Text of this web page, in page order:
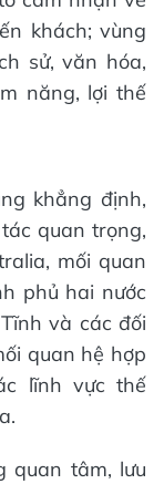
khách; vùng
sử, văn hóa,
năng, lợi thế
khẳng định,
quan trọng,
mối quan
phủ hai nước
và các đối
quan hệ hợp
lĩnh vực thế
quan tâm, lưu